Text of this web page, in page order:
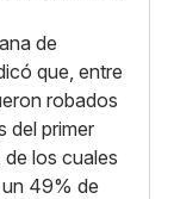
de
que, entre
robados
del primer
los cuales
un 49% de